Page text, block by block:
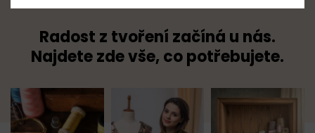
Radost z tvoření začíná u nás.
Najdete zde vše, co potřebujete.